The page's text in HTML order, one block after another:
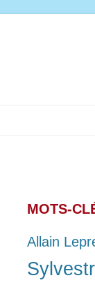
MOTS-
Allain